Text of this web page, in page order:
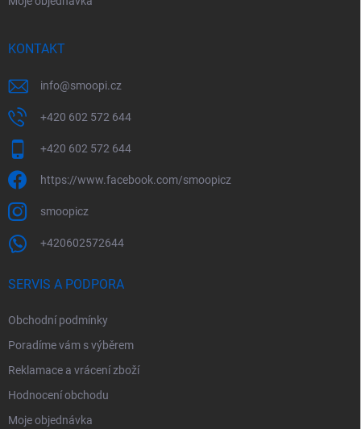
KONTAKT
info@smoopi.cz
+420 602 572 644
+420 602 572 644
https://www.facebook.com/smoopicz
smoopicz
+420602572644
SERVIS A PODPORA
Obchodní podmínky
Poradíme vám s výběrem
Reklamace a vrácení zboží
Hodnocení obchodu
Moje objednávka